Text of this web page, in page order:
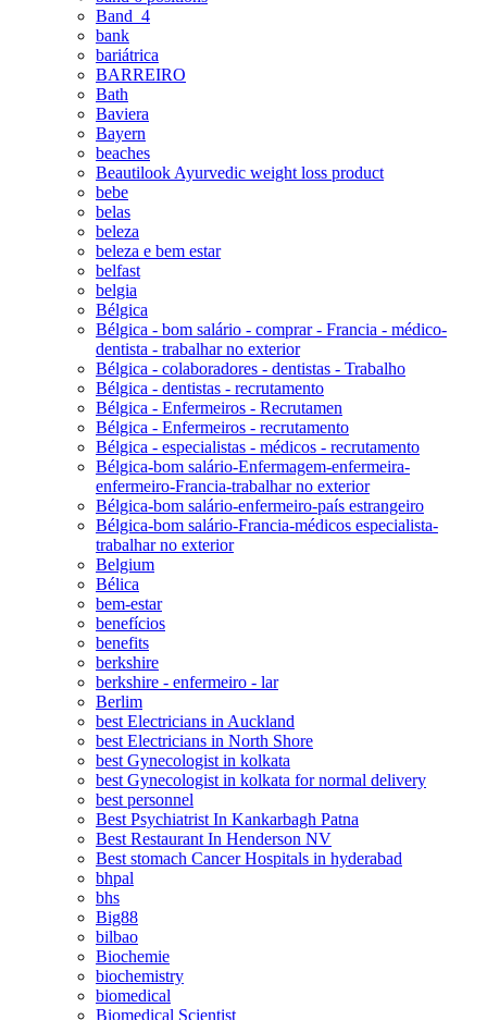
Band_4
bank
bariátrica
BARREIRO
Bath
Baviera
Bayern
beaches
Beautilook Ayurvedic weight loss product
bebe
belas
beleza
beleza e bem estar
belfast
belgia
Bélgica
Bélgica - bom salário - comprar - Francia - médico-
dentista - trabalhar no exterior
Bélgica - colaboradores - dentistas - Trabalho
Bélgica - dentistas - recrutamento
Bélgica - Enfermeiros - Recrutamen
Bélgica - Enfermeiros - recrutamento
Bélgica - especialistas - médicos - recrutamento
Bélgica-bom salário-Enfermagem-enfermeira-
enfermeiro-Francia-trabalhar no exterior
Bélgica-bom salário-enfermeiro-país estrangeiro
Bélgica-bom salário-Francia-médicos especialista-
trabalhar no exterior
Belgium
Bélica
bem-estar
benefícios
benefits
berkshire
berkshire - enfermeiro - lar
Berlim
best Electricians in Auckland
best Electricians in North Shore
best Gynecologist in kolkata
best Gynecologist in kolkata for normal delivery
best personnel
Best Psychiatrist In Kankarbagh Patna
Best Restaurant In Henderson NV
Best stomach Cancer Hospitals in hyderabad
bhpal
bhs
Big88
bilbao
Biochemie
biochemistry
biomedical
Biomedical Scientist